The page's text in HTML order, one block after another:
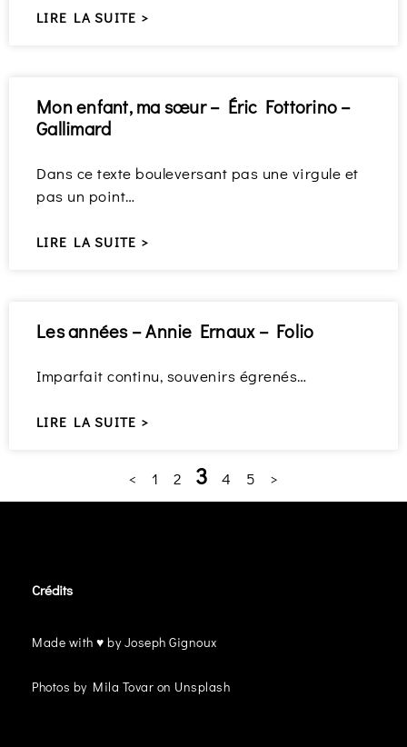
LIRE LA SUITE >
Mon enfant, ma sœur – Éric Fottorino –
Gallimard
Dans ce texte bouleversant pas une virgule et
pas un point…
LIRE LA SUITE >
Les années – Annie Ernaux – Folio
Imparfait continu, souvenirs égrenés…
LIRE LA SUITE >
< 1 2 3 4 5 >
Crédits
Made with ♥ by Joseph Gignoux
Photos by Mila Tovar on Unsplash